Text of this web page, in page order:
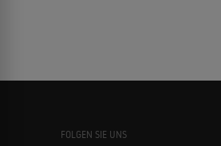
FOLGEN SIE UNS